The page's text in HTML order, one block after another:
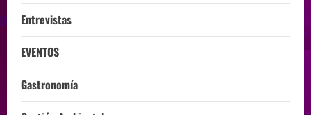
Entrevistas
EVENTOS
Gastronomía